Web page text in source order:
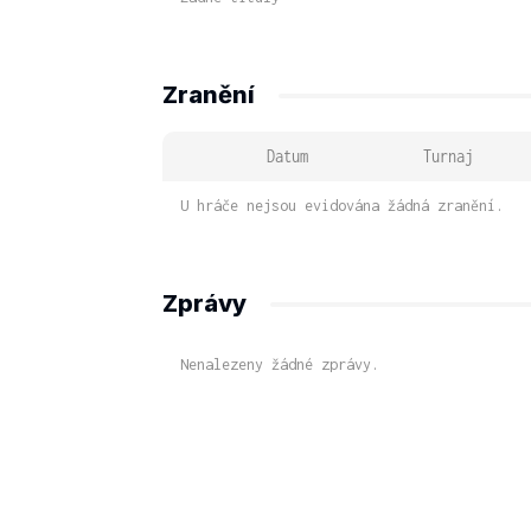
Zranění
Datum Turnaj
U hráče nejsou evidována žádná zranění.
Zprávy
Nenalezeny žádné zprávy.